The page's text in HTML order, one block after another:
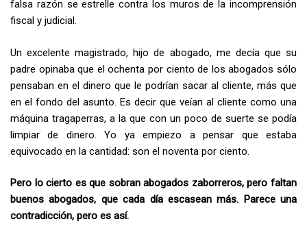
falsa razón se estrelle contra los muros de la incomprensión
fiscal y judicial.
Un excelente magistrado, hijo de abogado, me decía que su
padre opinaba que el ochenta por ciento de los abogados sólo
pensaban en el dinero que le podrían sacar al cliente, más que
en el fondo del asunto. Es decir que veían al cliente como una
máquina tragaperras, a la que con un poco de suerte se podía
limpiar de dinero. Yo ya empiezo a pensar que estaba
equivocado en la cantidad: son el noventa por ciento.
Pero lo cierto es que sobran abogados zaborreros, pero faltan
buenos abogados, que cada día escasean más. Parece una
contradicción, pero es así.